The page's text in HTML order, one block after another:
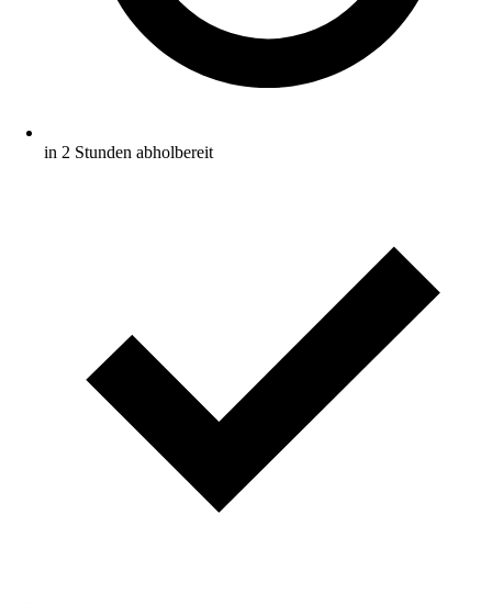
in 2 Stunden abholbereit